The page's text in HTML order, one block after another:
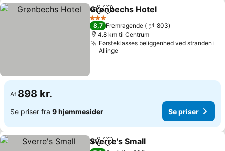
Del Føj til favoritter
Grønbechs Hotel
3 Stjerner
8,7 Fremragende
803
4.8 km til Centrum
Førsteklasses beliggenhed ved stranden i
Allinge
Af 898 kr.
Se priser fra 9 hjemmesider Se priser
Del Føj til favoritter
Sverre's Small